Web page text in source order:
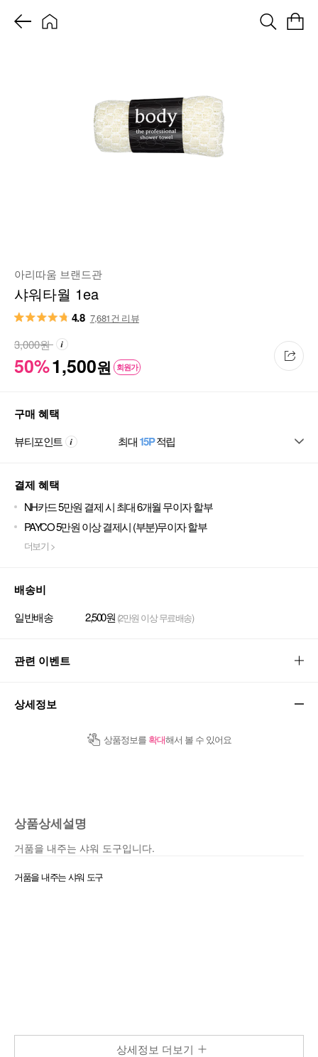
아리따움 브랜드관
샤워타월 1ea
4.8 7,681건 리뷰
50%1,500원 회원가
3,000원
구매 혜택
뷰티포인트 최대15P적립
결제 혜택
NH카드 5만원 결제 시 최대 6개월 무이자 할부
PAYCO 5만원 이상 결제시 (부분)무이자 할부
더보기 >
배송비
일반배송 2,500원 (2만원 이상 무료배송)
관련 이벤트
상세정보
상품정보를 확대해서 볼 수 있어요
상품상세설명
거품을 내주는 샤워 도구입니다.
거품을 내주는 샤워 도구
상세정보 더보기